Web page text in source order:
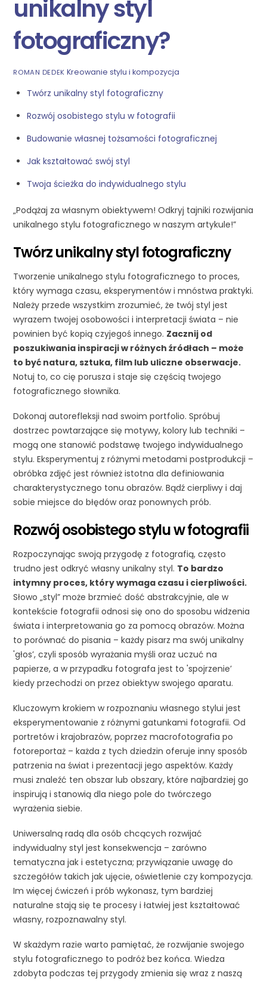
unikalny styl
fotograficzny?
ROMAN DEDEK Kreowanie stylu i kompozycja
Twórz unikalny styl fotograficzny
Rozwój osobistego stylu w fotografii
Budowanie własnej tożsamości fotograficznej
Jak kształtować swój styl
Twoja ścieżka do indywidualnego stylu
„Podążaj za własnym obiektywem! Odkryj tajniki rozwijania
unikalnego stylu fotograficznego w naszym artykule!”
Twórz unikalny styl fotograficzny
Tworzenie unikalnego stylu fotograficznego to proces,
który wymaga czasu, eksperymentów i mnóstwa praktyki.
Należy przede wszystkim zrozumieć, że twój styl jest
wyrazem twojej osobowości i interpretacji świata – nie
powinien być kopią czyjegoś innego. Zacznij od
poszukiwania inspiracji w różnych źródłach – może
to być natura, sztuka, film lub uliczne obserwacje.
Notuj to, co cię porusza i staje się częścią twojego
fotograficznego słownika.
Dokonaj autorefleksji nad swoim portfolio. Spróbuj
dostrzec powtarzające się motywy, kolory lub techniki –
mogą one stanowić podstawę twojego indywidualnego
stylu. Eksperymentuj z różnymi metodami postprodukcji –
obróbka zdjęć jest również istotna dla definiowania
charakterystycznego tonu obrazów. Bądź cierpliwy i daj
sobie miejsce do błędów oraz ponownych prób.
Rozwój osobistego stylu w fotografii
Rozpoczynając swoją przygodę z fotografią, często
trudno jest odkryć własny unikalny styl. To bardzo
intymny proces, który wymaga czasu i cierpliwości.
Słowo „styl” może brzmieć dość abstrakcyjnie, ale w
kontekście fotografii odnosi się ono do sposobu widzenia
świata i interpretowania go za pomocą obrazów. Można
to porównać do pisania – każdy pisarz ma swój unikalny
'głos’, czyli sposób wyrażania myśli oraz uczuć na
papierze, a w przypadku fotografa jest to 'spojrzenie’
kiedy przechodzi on przez obiektyw swojego aparatu.
Kluczowym krokiem w rozpoznaniu własnego stylui jest
eksperymentowanie z różnymi gatunkami fotografii. Od
portretów i krajobrazów, poprzez macrofotografia po
fotoreportaż – każda z tych dziedzin oferuje inny sposób
patrzenia na świat i prezentacji jego aspektów. Każdy
musi znaleźć ten obszar lub obszary, które najbardziej go
inspirują i stanowią dla niego pole do twórczego
wyrażenia siebie.
Uniwersalną radą dla osób chcących rozwijać
indywidualny styl jest konsekwencja – zarówno
tematyczna jak i estetyczna; przywiązanie uwagę do
szczegółów takich jak ujęcie, oświetlenie czy kompozycja.
Im więcej ćwiczeń i prób wykonasz, tym bardziej
naturalne stają się te procesy i łatwiej jest kształtować
własny, rozpoznawalny styl.
W skażdym razie warto pamiętać, że rozwijanie swojego
stylu fotograficznego to podróż bez końca. Wiedza
zdobyta podczas tej przygody zmienia się wraz z naszą